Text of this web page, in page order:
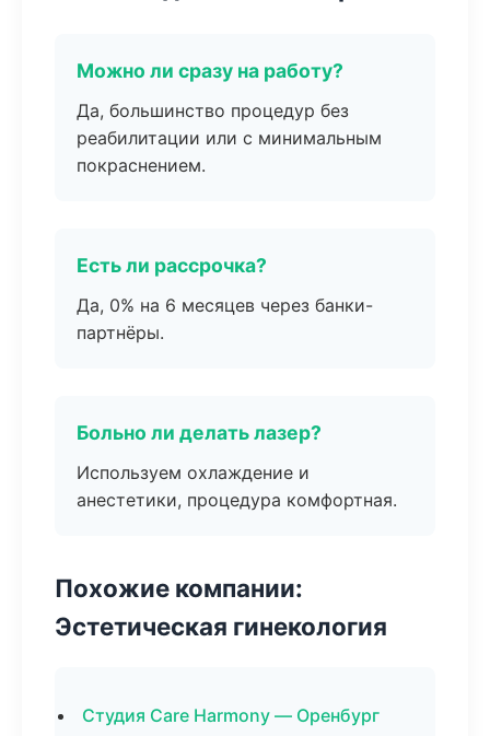
Можно ли сразу на работу?
Да, большинство процедур без
реабилитации или с минимальным
покраснением.
Есть ли рассрочка?
Да, 0% на 6 месяцев через банки-
партнёры.
Больно ли делать лазер?
Используем охлаждение и
анестетики, процедура комфортная.
Похожие компании:
Эстетическая гинекология
Студия Care Harmony — Оренбург